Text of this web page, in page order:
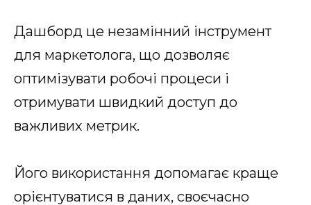
Дашборд це незамінний інструмент
для маркетолога, що дозволяє
оптимізувати робочі процеси і
отримувати швидкий доступ до
важливих метрик.
Його використання допомагає краще
орієнтуватися в даних, своєчасно